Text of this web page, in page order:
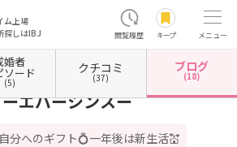
ム上場
探しはIBJ
閲覧履歴 キープ メニュー
東京都世田谷区 東京都世田谷区奥沢 ever since ーエバ
エバーシンスー
分へのギフト💍一年後は新生活💒
婚者
ソード
(5)
クチコミ
(37)
ブログ
(18)